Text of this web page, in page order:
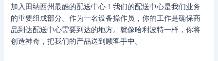
加入田纳西州最酷的配送中心！我们的配送中心是我们业务
的重要组成部分。作为一名设备操作员，你的工作是确保商
品到达配送中心需要到达的地方。就像哈利波特一样，你将
创造神奇，把我们的产品送到顾客手中。